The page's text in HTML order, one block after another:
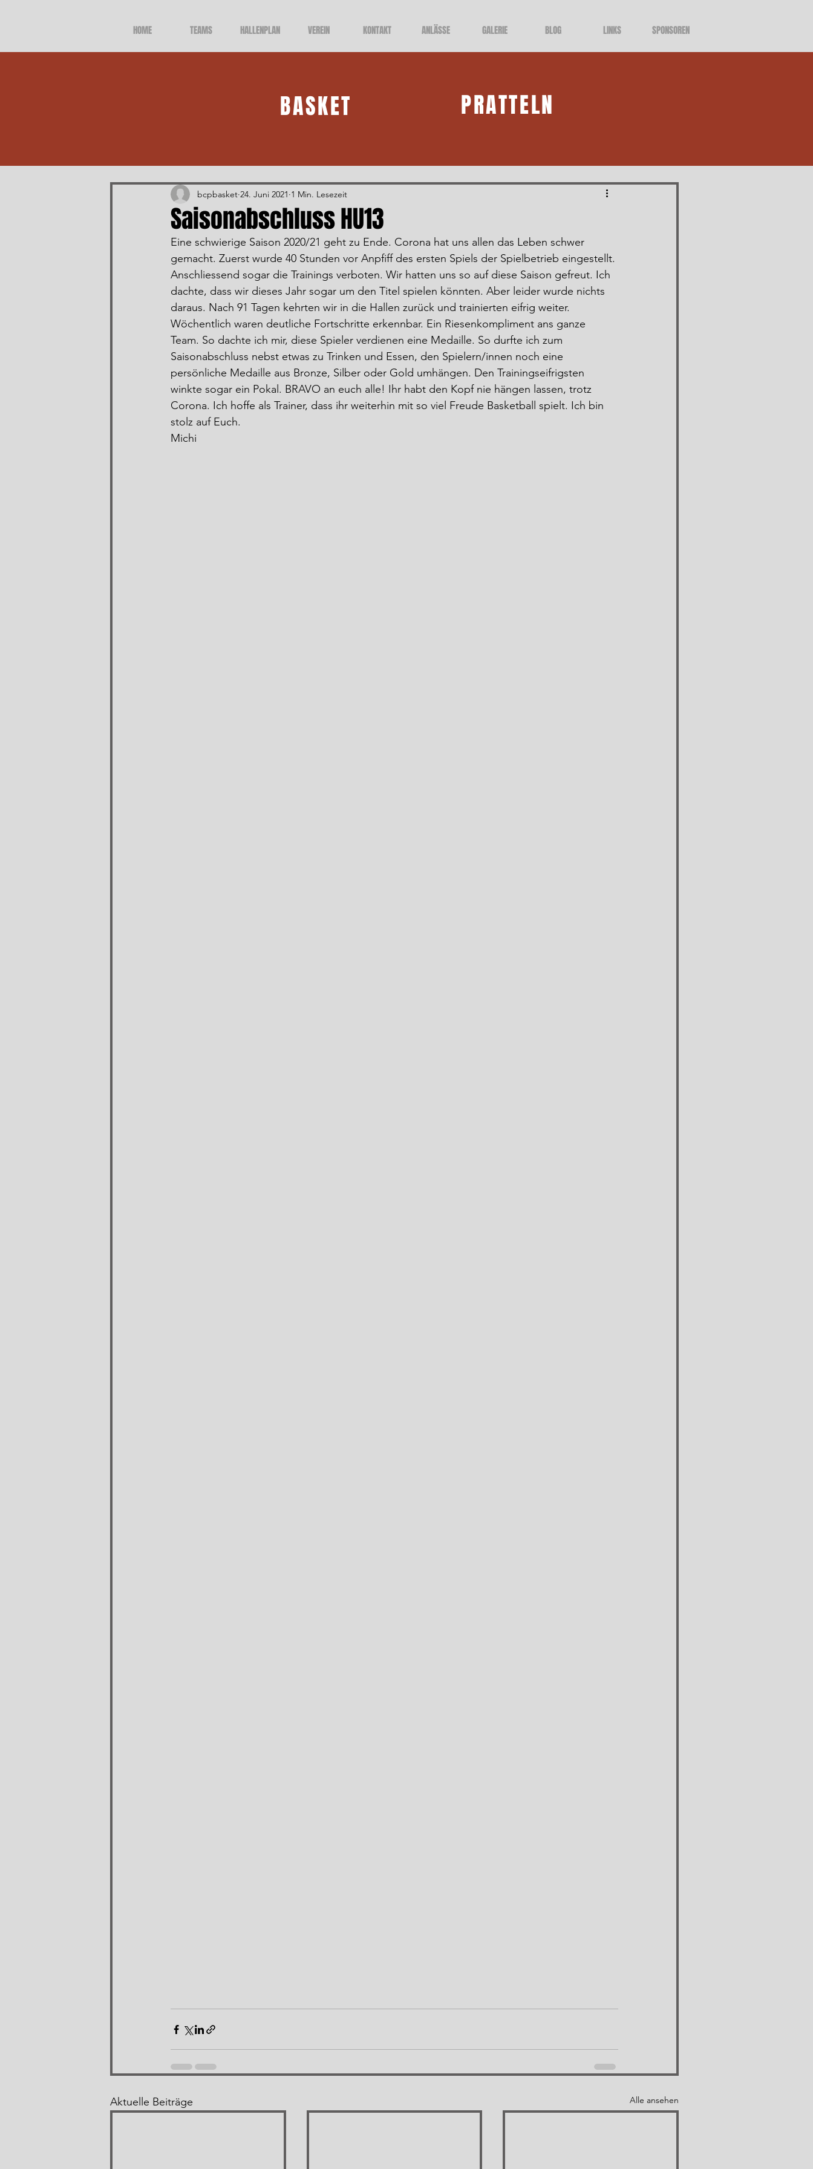
HOME TEAMS HALLENPLAN VEREIN KONTAKT ANLÄSSE GALERIE BLOG LINKS SPONSOREN
BASKET PRATTELN
Saisonabschluss HU13
bcpbasket 24. Juni 2021 1 Min. Lesezeit
Eine schwierige Saison 2020/21 geht zu Ende. Corona hat uns allen das Leben schwer
gemacht. Zuerst wurde 40 Stunden vor Anpfiff des ersten Spiels der Spielbetrieb eingestellt.
Anschliessend sogar die Trainings verboten. Wir hatten uns so auf diese Saison gefreut. Ich
dachte, dass wir dieses Jahr sogar um den Titel spielen könnten. Aber leider wurde nichts
daraus. Nach 91 Tagen kehrten wir in die Hallen zurück und trainierten eifrig weiter.
Wöchentlich waren deutliche Fortschritte erkennbar. Ein Riesenkompliment ans ganze
Team. So dachte ich mir, diese Spieler verdienen eine Medaille. So durfte ich zum
Saisonabschluss nebst etwas zu Trinken und Essen, den Spielern/innen noch eine
persönliche Medaille aus Bronze, Silber oder Gold umhängen. Den Trainingseifrigsten
winkte sogar ein Pokal. BRAVO an euch alle! Ihr habt den Kopf nie hängen lassen, trotz
Corona. Ich hoffe als Trainer, dass ihr weiterhin mit so viel Freude Basketball spielt. Ich bin
stolz auf Euch.
Michi
Aktuelle Beiträge Alle ansehen